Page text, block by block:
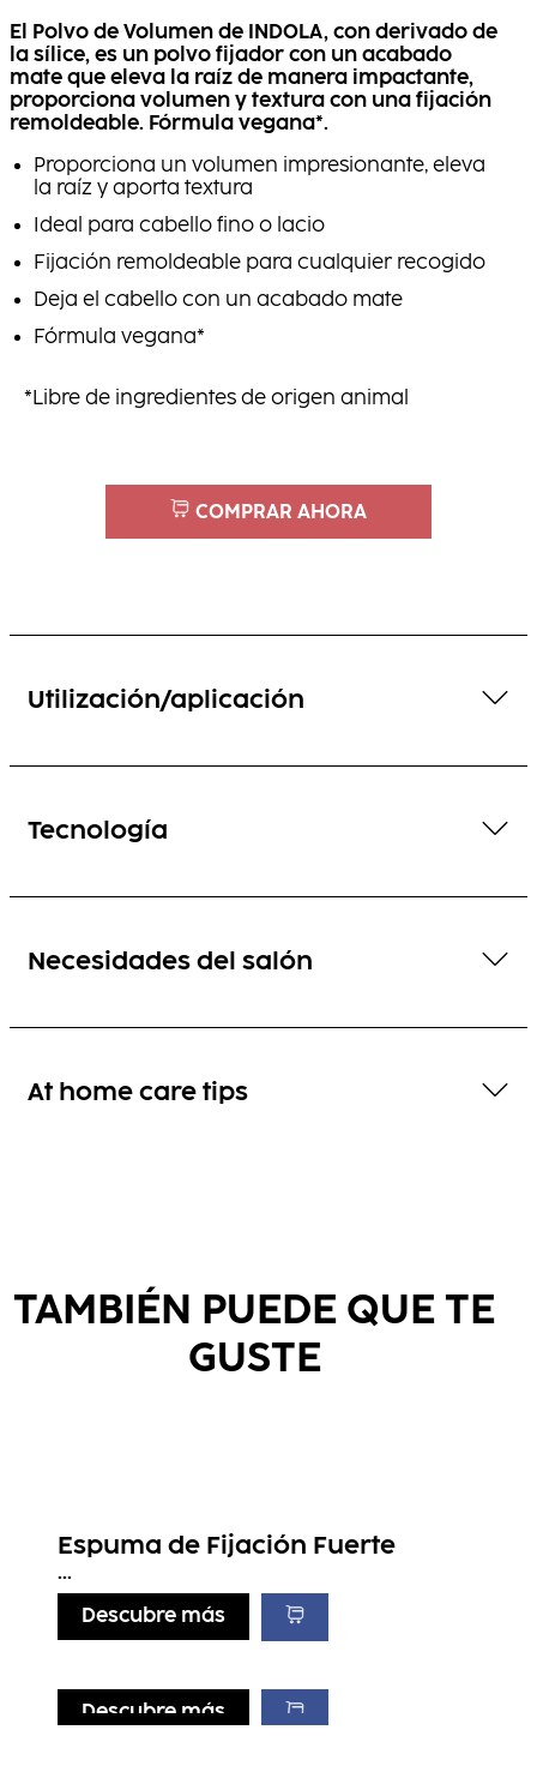
El Polvo de Volumen de INDOLA, con derivado de
la sílice, es un polvo fijador con un acabado
mate que eleva la raíz de manera impactante,
proporciona volumen y textura con una fijación
remoldeable. Fórmula vegana*.
Proporciona un volumen impresionante, eleva
la raíz y aporta textura
Ideal para cabello fino o lacio
Fijación remoldeable para cualquier recogido
Deja el cabello con un acabado mate
Fórmula vegana*
*Libre de ingredientes de origen animal
COMPRAR AHORA
Utilización/aplicación
Tecnología
Necesidades del salón
At home care tips
TAMBIÉN PUEDE QUE TE
GUSTE
Espuma de Fijación Fuerte
...
Descubre más
Descubre más